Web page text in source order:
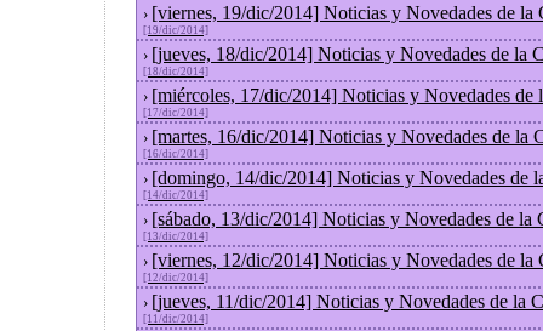
› [viernes, 19/dic/2014] Noticias y Novedades de la
[19/dic/2014]
› [jueves, 18/dic/2014] Noticias y Novedades de la
[18/dic/2014]
› [miércoles, 17/dic/2014] Noticias y Novedades de
[17/dic/2014]
› [martes, 16/dic/2014] Noticias y Novedades de la
[16/dic/2014]
› [domingo, 14/dic/2014] Noticias y Novedades de
[14/dic/2014]
› [sábado, 13/dic/2014] Noticias y Novedades de la
[13/dic/2014]
› [viernes, 12/dic/2014] Noticias y Novedades de la
[12/dic/2014]
› [jueves, 11/dic/2014] Noticias y Novedades de la
[11/dic/2014]